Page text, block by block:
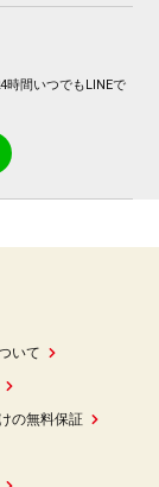
時間いつでもLINEで
いて
の無料保証